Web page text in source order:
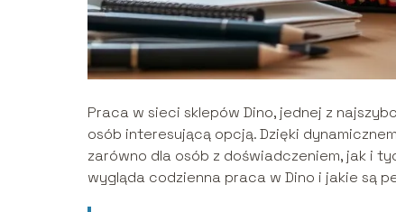
Praca w sieci sklepów Dino, jednej z
osób interesującą opcją. Dzięki
zarówno dla osób z doświadczeniem, jak i
wygląda codzienna praca w Dino i jakie są